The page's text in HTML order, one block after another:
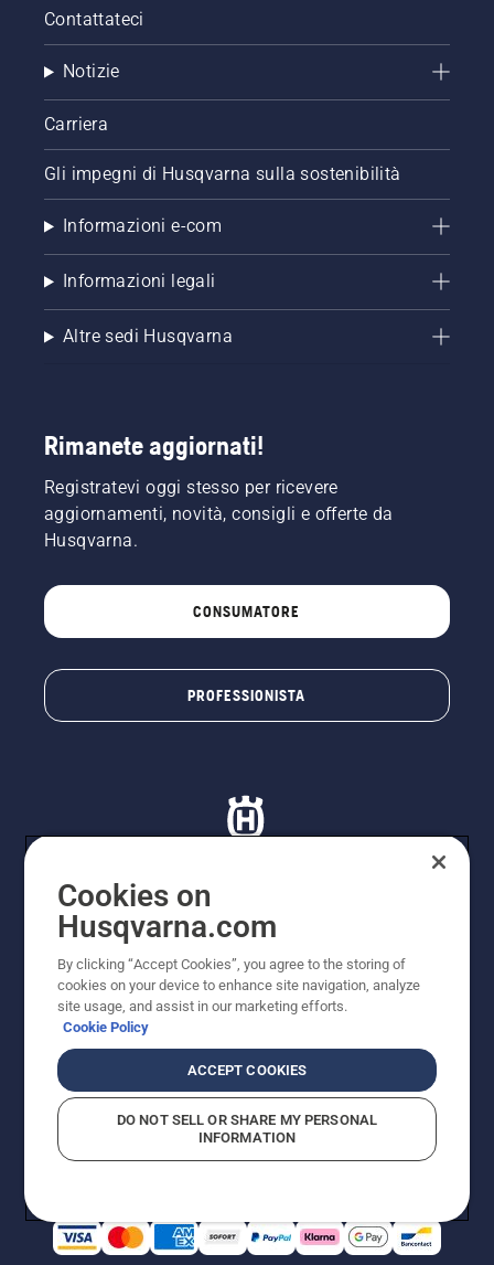
Contattateci
Notizie
Carriera
Gli impegni di Husqvarna sulla sostenibilità
Informazioni e-com
Informazioni legali
Altre sedi Husqvarna
Rimanete aggiornati!
Registratevi oggi stesso per ricevere
aggiornamenti, novità, consigli e offerte da
Husqvarna.
CONSUMATORE
PROFESSIONISTA
© Husqvarna AB (publ). Tutti i diritti riservati. I prezzi
Husqvarna Schweiz AG per i rivenditori specializzati
aderenti all’iniziativa, prezzi in CHF comprensivi di IVA
all’ 8,1% e TRA. Con riserva di modifica. Tutti i prezzi
indicati sono prezzi al dettaglio consigliati (IVA inclusa),
a meno che il prodotto non sia disponibile per l'acquisto
Informativa sulla privacyRiferimentiCGVF Negozio online
Segnalazione di presunte violazioni
Cookies on
Husqvarna.com
By clicking “Accept Cookies”, you agree to the storing of
cookies on your device to enhance site navigation, analyze
site usage, and assist in our marketing efforts.
Cookie Policy
ACCEPT COOKIES
DO NOT SELL OR SHARE MY PERSONAL
INFORMATION